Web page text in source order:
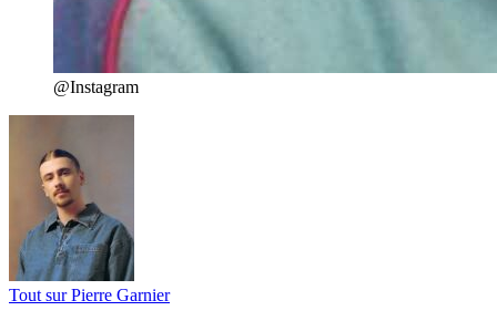
@Instagram
Tout surPierre Garnier